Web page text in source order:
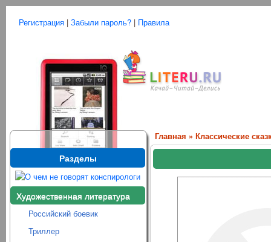
Регистрация | Забыли пароль? | Правила
Разделы
Художественная литература
Российский боевик
Триллер
Главная » Классические